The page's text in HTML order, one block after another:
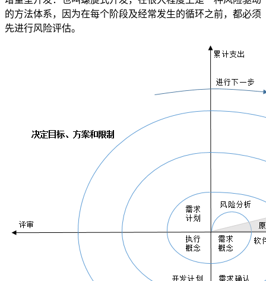
的方法体系，因为在每个阶段及经常发生的循环之前，都必须
先进行风险评估。